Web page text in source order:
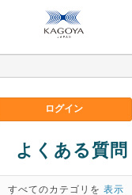
よくある質問
すべてのカテゴリを 表示